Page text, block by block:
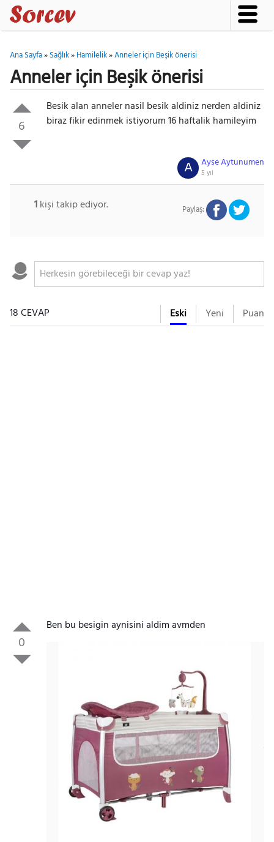
Ana Sayfa»Sağlık»Hamilelik»Anneler için Beşik önerisi
Anneler için Beşik önerisi
6
Besik alan anneler nasil besik aldiniz nerden aldiniz
biraz fikir edinmek istiyorum 16 haftalik hamileyim
Ayse Aytunumen
5 yıl
A
1kişi takip ediyor. Paylaş:
18 CEVAP Eski Yeni Puan
0
Ben bu besigin aynisini aldim avmden